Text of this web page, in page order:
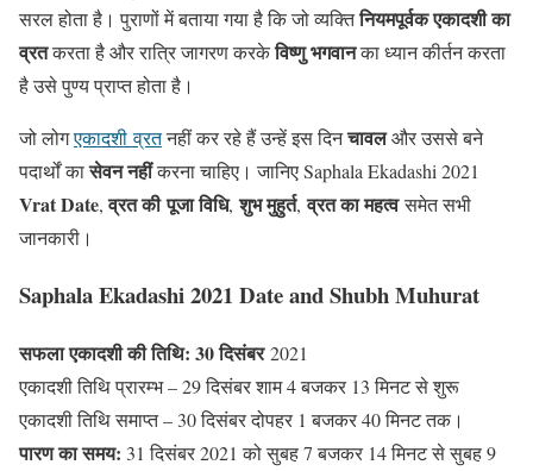
सरल होता है। पुराणों में बताया गया है कि जो व्यक्तिनियमपूर्वक एकादशी का
व्रतकरता है और रात्रि जागरण करकेविष्णु भगवानका ध्यान कीर्तन करता
है उसे पुण्य प्राप्त होता है।
जो लोगएकादशी व्रतनहीं कर रहे हैं उन्‍हें इस दिनचावलऔर उससे बने
पदार्थों कासेवन नहींकरना चाहिए। जानिए Saphala Ekadashi 2021
Vrat Date,व्रत की पूजा विधि,शुभ मुहुर्त,व्रत का महत्वसमेत सभी
जानकारी।
Saphala Ekadashi 2021 Date and Shubh Muhurat
सफलाएकादशीकीतिथि: 30 दिसंबर2021
एकादशी तिथि प्रारम्भ – 29 दिसंबर शाम 4 बजकर 13 मिनट से शुरू
एकादशी तिथि समाप्त – 30 दिसंबर दोपहर 1 बजकर 40 मिनट तक।
पारणकासमय: 31 दिसंबर 2021 को सुबह 7 बजकर 14 मिनट से सुबह 9